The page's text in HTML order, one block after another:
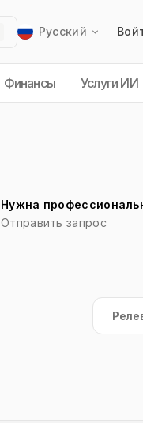
Русский
Финансы Услуги ИИ
Нужна
Отправить запрос